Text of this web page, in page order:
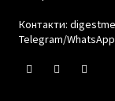
Контакти:
Telegram/